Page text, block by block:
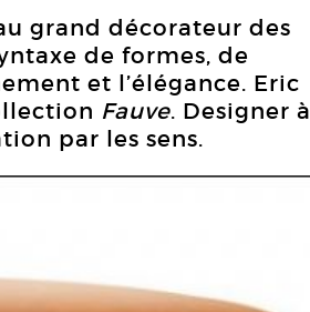
grand décorateur des
de formes, de
et l’élégance. Eric
Fauve. Designer à
par les sens.